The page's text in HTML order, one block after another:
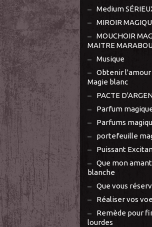
Medium
MIROIR
MOUCHOIR
MAITRE
Musique
Obtenir l'amour
Magie blanc
PACTE
Parfum
Parfums
portefeuille
Puissant
Que mon
blanche
Que vous
Réaliser vos
Remède pour
lourdes